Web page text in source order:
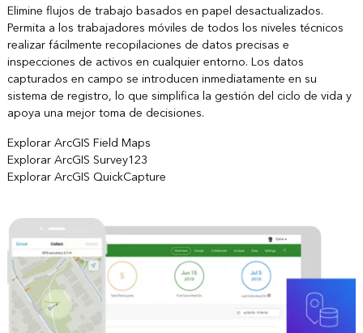
Elimine flujos de trabajo basados en papel desactualizados.
Permita a los trabajadores móviles de todos los niveles técnicos
realizar fácilmente recopilaciones de datos precisas e
inspecciones de activos en cualquier entorno. Los datos
capturados en campo se introducen inmediatamente en su
sistema de registro, lo que simplifica la gestión del ciclo de vida y
apoya una mejor toma de decisiones.
Explorar ArcGIS Field Maps
Explorar ArcGIS Survey123
Explorar ArcGIS QuickCapture